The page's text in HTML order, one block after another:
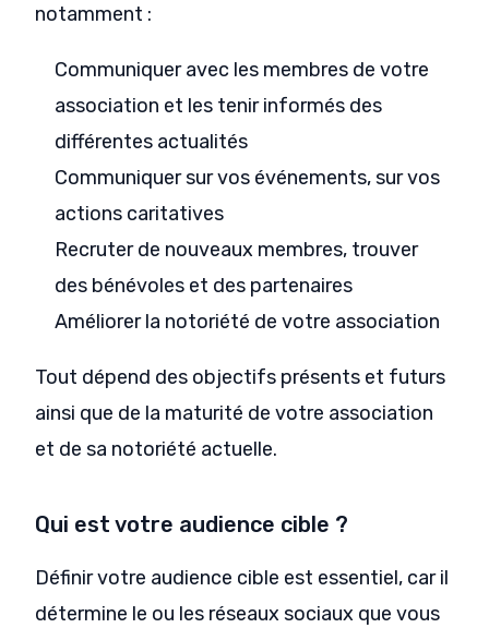
notamment :
Communiquer avec les membres de votre
association et les tenir informés des
différentes actualités
Communiquer sur vos événements, sur vos
actions caritatives
Recruter de nouveaux membres, trouver
des bénévoles et des partenaires
Améliorer la notoriété de votre association
Tout dépend des objectifs présents et futurs
ainsi que de la maturité de votre association
et de sa notoriété actuelle.
Qui est votre audience cible ?
Définir votre audience cible est essentiel, car il
détermine le ou les réseaux sociaux que vous